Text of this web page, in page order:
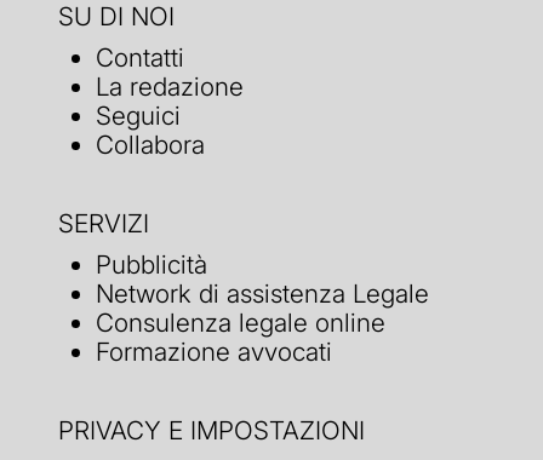
SU DI NOI
Contatti
La redazione
Seguici
Collabora
SERVIZI
Pubblicità
Network di assistenza Legale
Consulenza legale online
Formazione avvocati
PRIVACY E IMPOSTAZIONI